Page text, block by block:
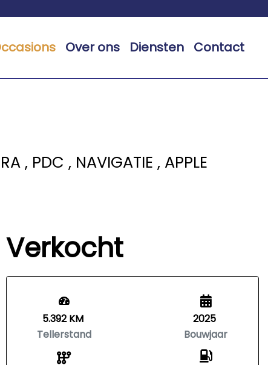
Over ons Diensten Contact
, PDC , NAVIGATIE , APPLE
Verkocht
5.392 KM
Tellerstand
2025
Bouwjaar